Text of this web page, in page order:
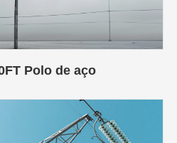
Polo de aço